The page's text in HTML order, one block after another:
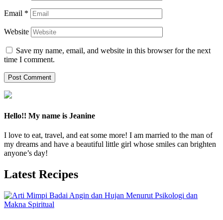
Email *
Website
Save my name, email, and website in this browser for the next
time I comment.
Hello!! My name is Jeanine
I love to eat, travel, and eat some more! I am married to the man of
my dreams and have a beautiful little girl whose smiles can brighten
anyone’s day!
Latest Recipes